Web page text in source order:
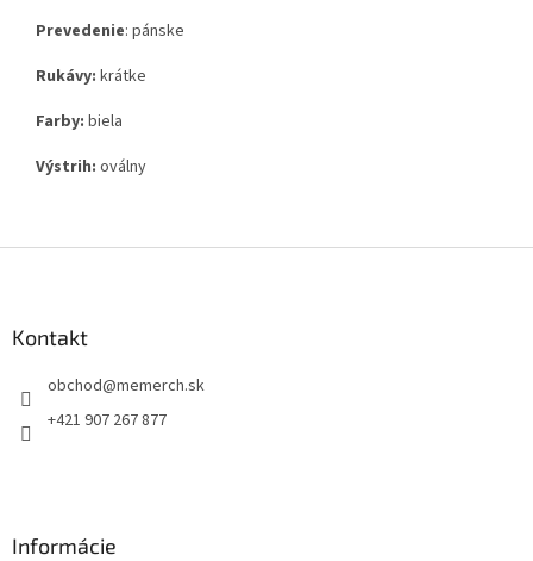
Prevedenie: pánske
Rukávy: krátke
Farby: biela
Výstrih: oválny
Kontakt
obchod@memerch.sk
+421 907 267 877
Informácie